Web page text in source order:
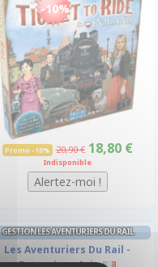
-10%
Promo -10% 20,90 € 18,80 €
Indisponible
GESTION LES AVENTURIERS DU RAIL
Les Aventuriers Du Rail -